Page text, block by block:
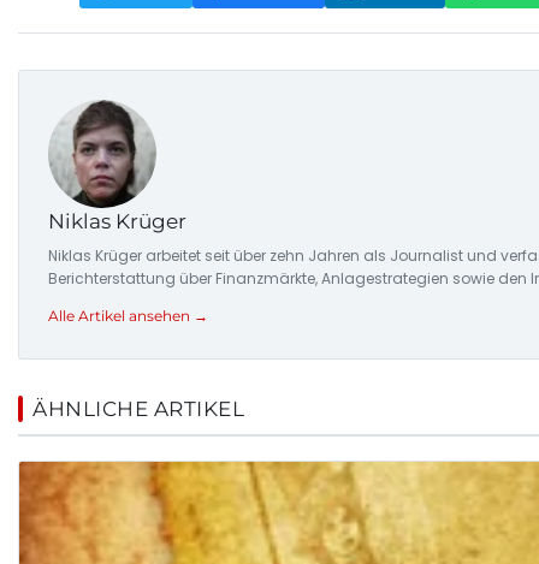
Niklas Krüger
Niklas Krüger arbeitet seit über zehn Jahren als Journalist und
Berichterstattung über Finanzmärkte, Anlagestrategien sowie
Alle Artikel ansehen →
ÄHNLICHE ARTIKEL